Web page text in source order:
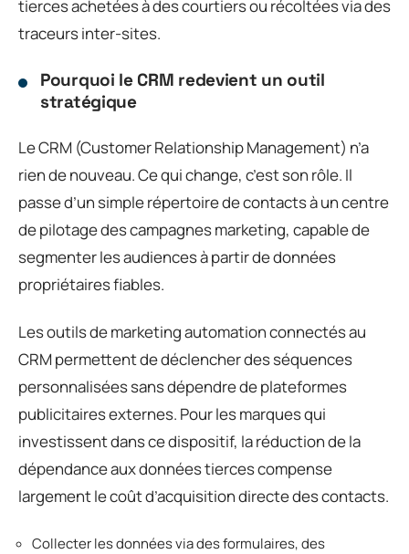
tierces achetées à des courtiers ou récoltées via des
traceurs inter-sites.
Pourquoi le CRM redevient un outil
stratégique
Le CRM (Customer Relationship Management) n’a
rien de nouveau. Ce qui change, c’est son rôle. Il
passe d’un simple répertoire de contacts à un centre
de pilotage des campagnes marketing, capable de
segmenter les audiences à partir de données
propriétaires fiables.
Les outils de marketing automation connectés au
CRM permettent de déclencher des séquences
personnalisées sans dépendre de plateformes
publicitaires externes. Pour les marques qui
investissent dans ce dispositif, la réduction de la
dépendance aux données tierces compense
largement le coût d’acquisition directe des contacts.
Collecter les données via des formulaires, des